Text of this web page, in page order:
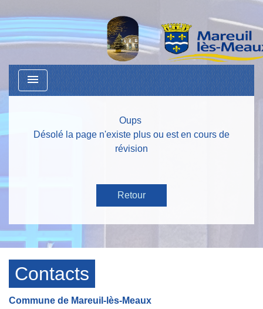
menu
Oups
Désolé la page n'existe plus ou est en cours de
révision
Retour
Contacts
Commune de Mareuil-lès-Meaux